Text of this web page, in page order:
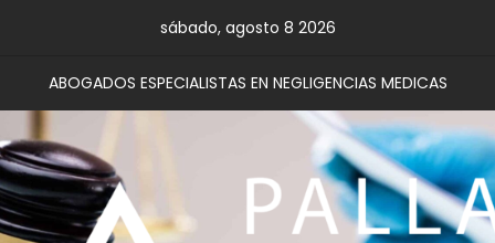
sábado, agosto 8 2026
ABOGADOS ESPECIALISTAS EN NEGLIGENCIAS MEDICAS